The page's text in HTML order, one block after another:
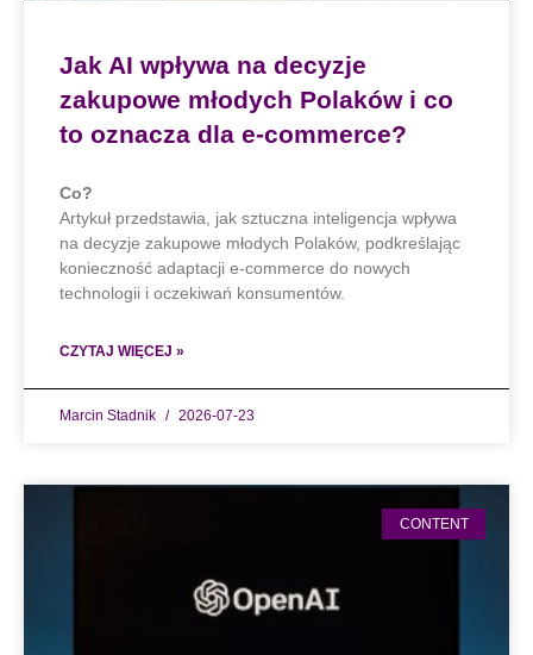
Jak AI wpływa na decyzje
zakupowe młodych Polaków i co
to oznacza dla e-commerce?
Co?
Artykuł przedstawia, jak sztuczna inteligencja wpływa
na decyzje zakupowe młodych Polaków, podkreślając
konieczność adaptacji e-commerce do nowych
technologii i oczekiwań konsumentów.
CZYTAJ WIĘCEJ »
Marcin Stadnik 2026-07-23
CONTENT